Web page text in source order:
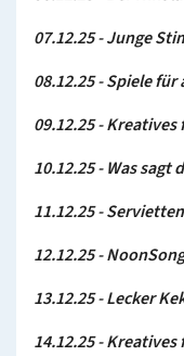
07.12.25 - Junge
08.12.25 - Spiele für
09.12.25 -
10.12.25 - Was sagt
11.12.25 -
12.12.25 - NoonSong
13.12.25 - Lecker
14.12.25 -